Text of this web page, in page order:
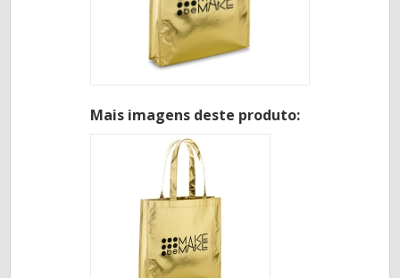
Mais imagens deste produto: